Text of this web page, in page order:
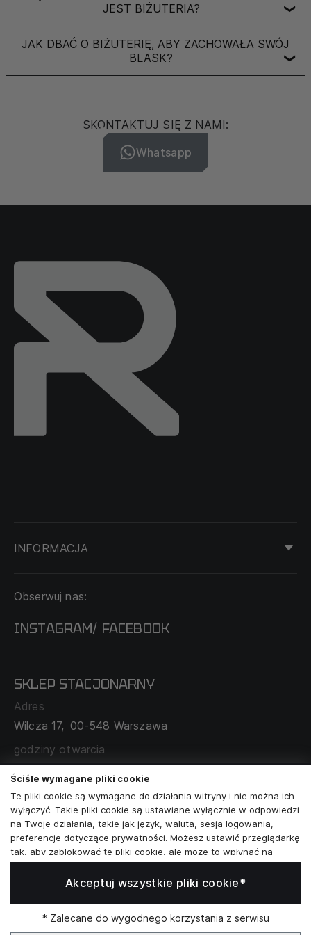
JEST BIŻUTERIA?
❯
JAK DBAĆ O BIŻUTERIĘ, ABY ZACHOWAŁA SWÓJ
BLASK?
❯
SKONTAKTUJ SIĘ Z NAMI:
Whatsapp
INFORMACJA
DOSTAWA I PŁATNOŚĆ
O NAS
MAPA SERWISU
ZAMÓWIENIA KORPORACYJNE
WSPÓŁPRACA Z PARTNERAMI
Obserwuj nas:
INSTAGRAM/ FACEBOOK
SKLEP STACJONARNY
Adres
Wilcza 17, 00-548 Warszawa
godziny otwarcia
poniedziałek - sobota: 11:00 - 19:00
Skontaktuj się z nami
+48573581161
info@reytel.pl
Ściśle wymagane pliki cookie
Te pliki cookie są wymagane do działania witryny i nie można ich
wyłączyć. Takie pliki cookie są ustawiane wyłącznie w odpowiedzi
na Twoje działania, takie jak język, waluta, sesja logowania,
preferencje dotyczące prywatności. Możesz ustawić przeglądarkę
tak, aby zablokować te pliki cookie, ale może to wpłynąć na
sposób działania naszej witryny.
Analizy i statystyki
Marketing i retargeting
Akceptuj wszystkie pliki cookie*
* Zalecane do wygodnego korzystania z serwisu